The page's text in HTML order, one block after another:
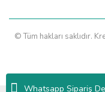
Whatsapp Sipariş
© Tüm hakları saklıdır.